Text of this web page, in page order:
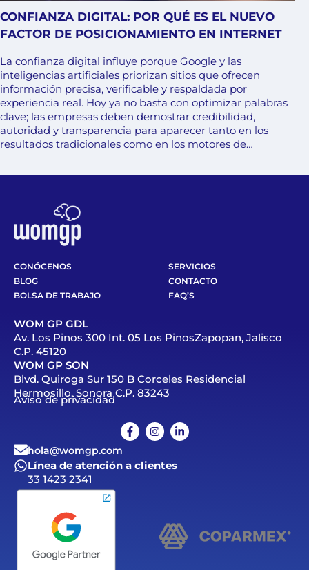
CONFIANZA DIGITAL: POR QUÉ ES EL NUEVO
FACTOR DE POSICIONAMIENTO EN INTERNET
La confianza digital influye porque Google y las
inteligencias artificiales priorizan sitios que ofrecen
información precisa, verificable y respaldada por
experiencia real. Hoy ya no basta con optimizar palabras
clave; las empresas deben demostrar credibilidad,
autoridad y transparencia para aparecer tanto en los
resultados tradicionales como en los motores de…
CONÓCENOS
SERVICIOS
BLOG
CONTACTO
BOLSA DE TRABAJO
FAQ’S
WOM GP GDL
Av. Los Pinos 300 Int. 05 Los PinosZapopan, Jalisco
C.P. 45120
WOM GP SON
Blvd. Quiroga Sur 150 B Corceles Residencial
Hermosillo, Sonora C.P. 83243
Aviso de privacidad
hola@womgp.com
Línea de atención a clientes
33 1423 2341